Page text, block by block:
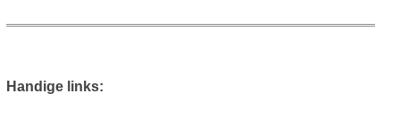
Handige links: